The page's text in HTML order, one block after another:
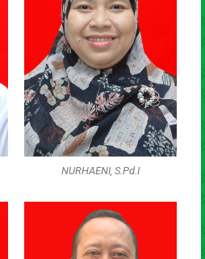
NURHAENI, S.Pd.I